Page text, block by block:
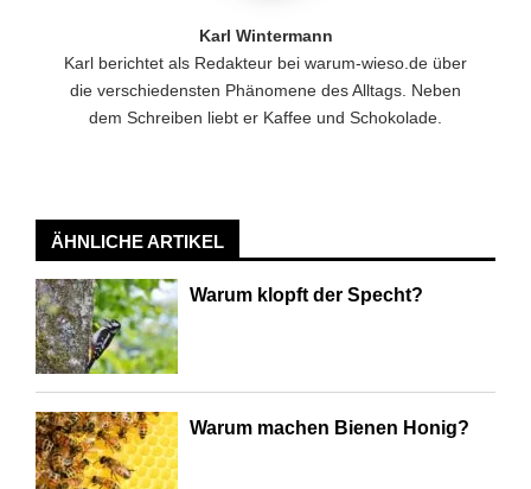
Karl Wintermann
Karl berichtet als Redakteur bei warum-wieso.de über
die verschiedensten Phänomene des Alltags. Neben
dem Schreiben liebt er Kaffee und Schokolade.
ÄHNLICHE ARTIKEL
Warum klopft der Specht?
Warum machen Bienen Honig?